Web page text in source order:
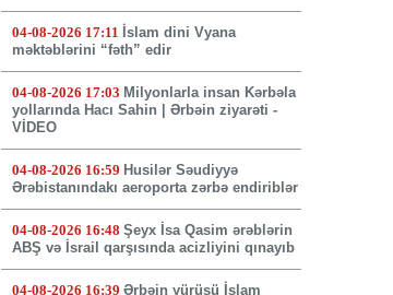
04-08-2026 17:11 İslam dini Vyana
məktəblərini “fəth” edir
04-08-2026 17:03 Milyonlarla insan Kərbəla
yollarında Hacı Sahin | Ərbəin ziyarəti -
VİDEO
04-08-2026 16:59 Husilər Səudiyyə
Ərəbistanındakı aeroporta zərbə endiriblər
04-08-2026 16:48 Şeyx İsa Qasim ərəblərin
ABŞ və İsrail qarşısında acizliyini qınayıb
04-08-2026 16:39 Ərbəin yürüşü İslam